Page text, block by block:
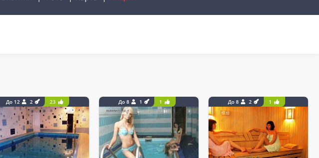
До 12 2 23 До 8 1 1 До 8 2 1